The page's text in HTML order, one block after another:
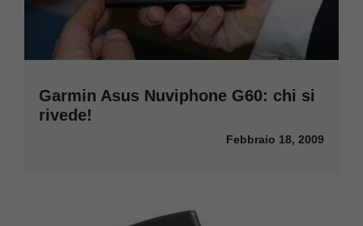
Garmin Asus Nuviphone G60: chi si
rivede!
Febbraio 18, 2009